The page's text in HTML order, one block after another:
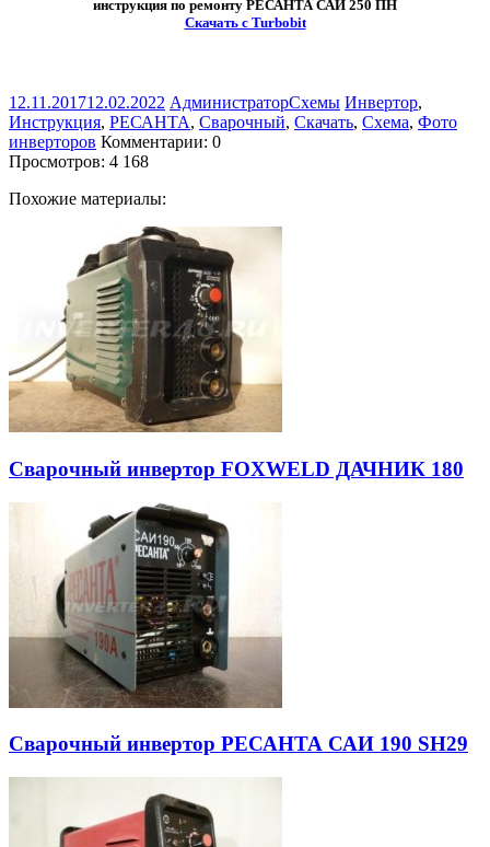
инструкция по ремонту РЕСАНТА САИ 250 ПН
Скачать с Turbobit
12.11.201712.02.2022 АдминистраторСхемы Инвертор,
Инструкция, РЕСАНТА, Сварочный, Скачать, Схема, Фото
инверторов Комментарии: 0
Просмотров: 4 168
Похожие материалы:
Сварочный инвертор FOXWELD ДАЧНИК 180
Сварочный инвертор РЕСАНТА САИ 190 SH29